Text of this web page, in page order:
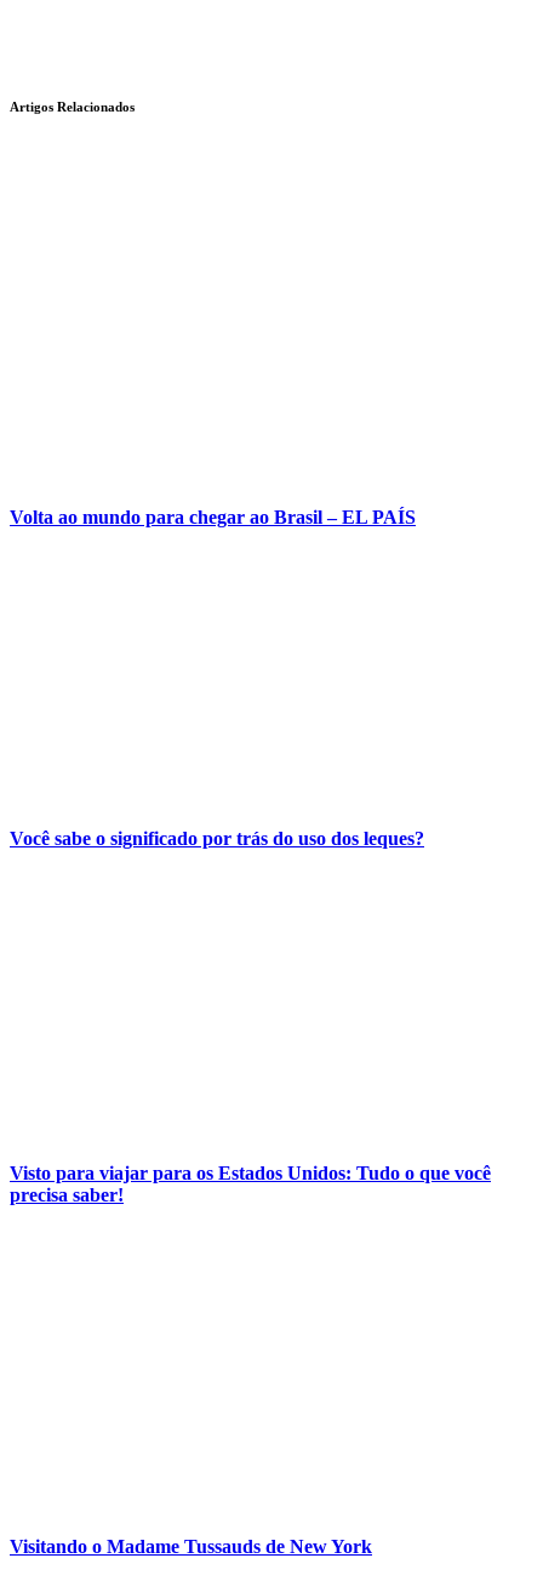
Artigos Relacionados
Volta ao mundo para chegar ao Brasil – EL PAÍS
Você sabe o significado por trás do uso dos leques?
Visto para viajar para os Estados Unidos: Tudo o que você
precisa saber!
Visitando o Madame Tussauds de New York